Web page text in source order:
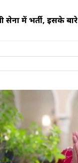
सेना में भर्ती, इसके